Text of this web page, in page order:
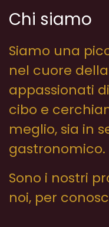
Chi siamo
Siamo una
nel cuore
appassionati
cibo e
meglio, sia in
gastronomico.
Sono i nostri
noi, per